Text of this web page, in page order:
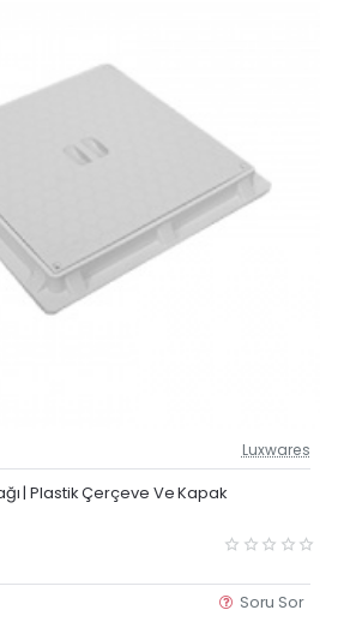
Güncel Fiyat
Luxwares
| Plastik Çerçeve Ve Kapak
Soru Sor